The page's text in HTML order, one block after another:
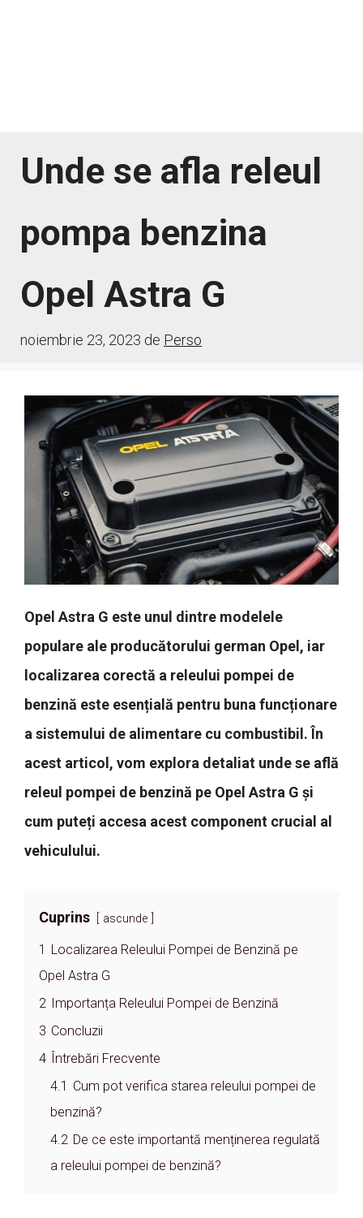
Unde se afla releul
pompa benzina
Opel Astra G
noiembrie 23, 2023 de Perso
Opel Astra G este unul dintre modelele
populare ale producătorului german Opel, iar
localizarea corectă a releului pompei de
benzină este esențială pentru buna funcționare
a sistemului de alimentare cu combustibil. În
acest articol, vom explora detaliat unde se află
releul pompei de benzină pe Opel Astra G și
cum puteți accesa acest component crucial al
vehiculului.
Cuprins ascunde
1 Localizarea Releului Pompei de Benzină pe
Opel Astra G
2 Importanța Releului Pompei de Benzină
3 Concluzii
4 Întrebări Frecvente
4.1 Cum pot verifica starea releului pompei de
benzină?
4.2 De ce este importantă menținerea regulată
a releului pompei de benzină?